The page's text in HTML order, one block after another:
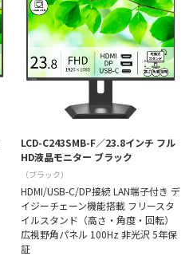
LCD-C243SMB-F／23.8インチ フル
HD液晶モニター ブラック
（ブラック）
HDMI/USB-C/DP接続 LAN端子付き デ
イジーチェーン機能搭載 フリースタ
イルスタンド（高さ・角度・回転）
広視野角パネル 100Hz 非光沢 5年保
証